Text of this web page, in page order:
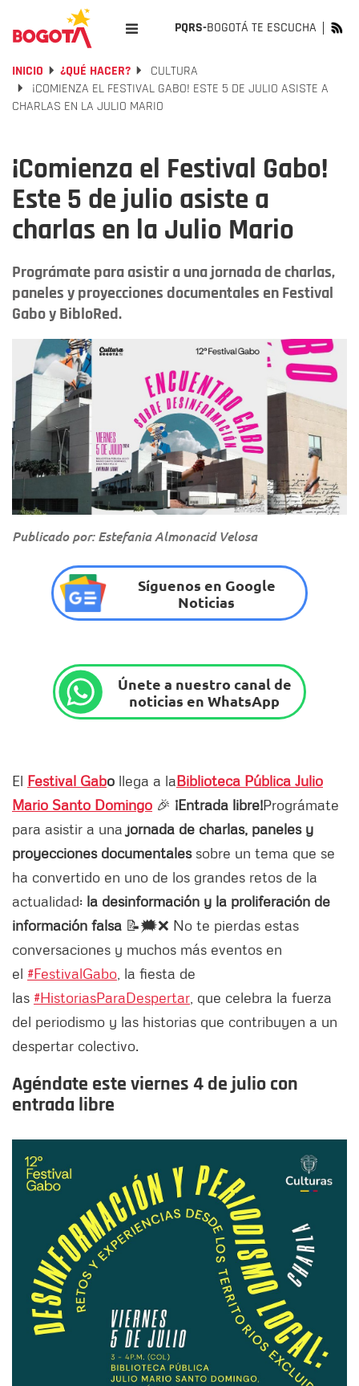
PQRS-BOGOTÁ TE ESCUCHA
INICIO ¿QUÉ HACER?
CULTURA
¡COMIENZA EL FESTIVAL GABO! ESTE 5 DE JULIO ASISTE A
CHARLAS EN LA JULIO MARIO
¡Comienza el Festival Gabo!
Este 5 de julio asiste a
charlas en la Julio Mario
Prográmate para asistir a una jornada de charlas,
paneles y proyecciones documentales en Festival
Gabo y BibloRed.
Publicado por: Estefania Almonacid Velosa
Síguenos en Google
Noticias
Únete a nuestro canal de
noticias en WhatsApp
El Festival Gabo llega a laBiblioteca Pública Julio
Mario Santo Domingo 🎉 ¡Entrada libre!Prográmate
para asistir a una jornada de charlas, paneles y
proyecciones documentalessobre un tema que se
ha convertido en uno de los grandes retos de la
actualidad: la desinformación y la proliferación de
información falsa 📝🗯️❌ No te pierdas estas
conversaciones y muchos más eventos en
el #FestivalGabo , la fiesta de
las #HistoriasParaDespertar , que celebra la fuerza
del periodismo y las historias que contribuyen a un
despertar colectivo.
Agéndate este viernes 4 de julio con
entrada libre